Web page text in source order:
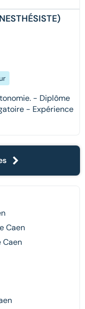
- Diplôme
- Expérience
Caen
Caen